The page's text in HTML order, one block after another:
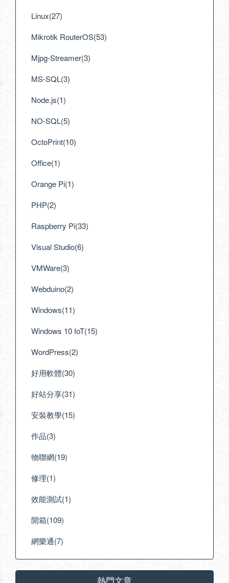
Linux(27)
Mikrotik RouterOS(53)
Mjpg-Streamer(3)
MS-SQL(3)
Node.js(1)
NO-SQL(5)
OctoPrint(10)
Office(1)
Orange Pi(1)
PHP(2)
Raspberry Pi(33)
Visual Studio(6)
VMWare(3)
Webduino(2)
Windows(11)
Windows 10 IoT(15)
WordPress(2)
好用軟體(30)
好站分享(31)
安裝教學(15)
作品(3)
物聯網(19)
修理(1)
效能測試(1)
開箱(109)
網樂通(7)
熱門文章